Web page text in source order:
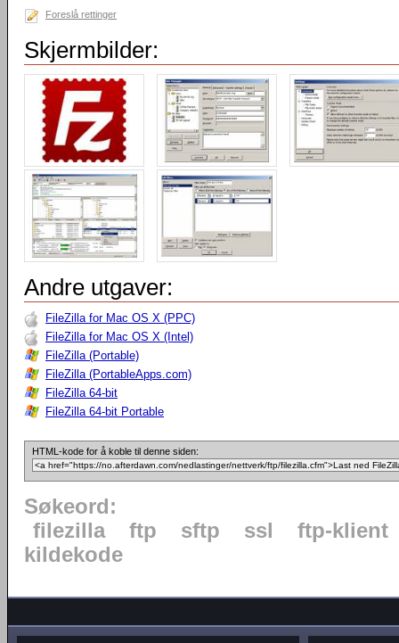
Foreslå rettinger
Skjermbilder:
Andre utgaver:
FileZilla for Mac OS X (PPC)
FileZilla for Mac OS X (Intel)
FileZilla (Portable)
FileZilla (PortableApps.com)
FileZilla 64-bit
FileZilla 64-bit Portable
HTML-kode for å koble til denne siden:
Søkeord:
filezilla
ftp sftp ssl
ftp-klient
kildekode